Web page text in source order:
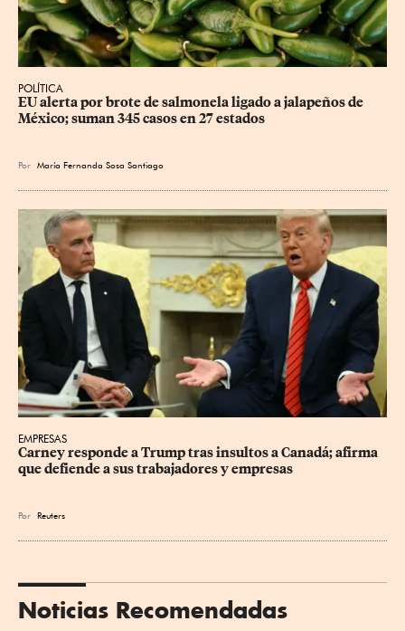
POLÍTICA
EU alerta por brote de salmonela ligado a jalapeños de
México; suman 345 casos en 27 estados
Por María Fernanda Sosa Santiago
EMPRESAS
Carney responde a Trump tras insultos a Canadá; afirma
que defiende a sus trabajadores y empresas
Por Reuters
Noticias Recomendadas